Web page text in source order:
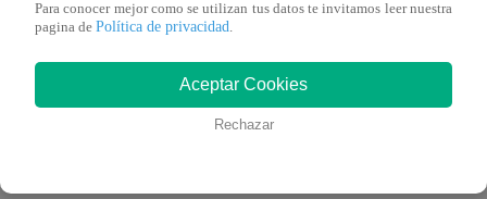
Para conocer mejor como se utilizan tus datos te invitamos leer nuestra
pagina de Política de privacidad.
Aceptar Cookies
Rechazar